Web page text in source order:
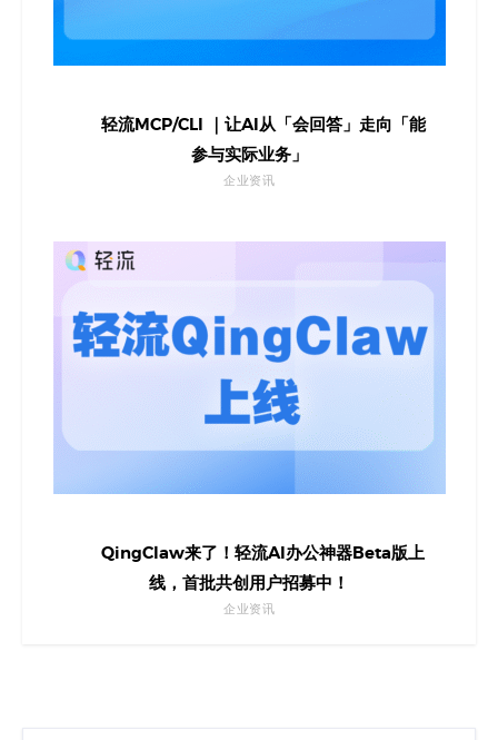
轻流MCP/CLI ｜让AI从「会回答」走向「能
参与实际业务」
企业资讯
QingClaw来了！轻流AI办公神器Beta版上
线，首批共创用户招募中！
企业资讯